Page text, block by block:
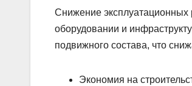
Снижение эксплуатационных
оборудовании и
подвижного состава, что
Экономия на